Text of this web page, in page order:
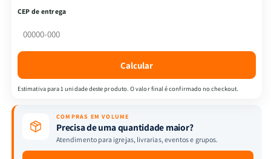
MacArthur
CEP de entrega
Calcular
Estimativa para 1 unidade deste produto. O valor final é confirmado no checkout.
COMPRAS EM VOLUME
Precisa de uma quantidade maior?
Atendimento para igrejas, livrarias, eventos e grupos.